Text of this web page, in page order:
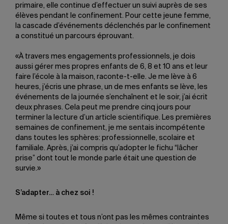
primaire, elle continue d’effectuer un suivi auprès de ses
élèves pendant le confinement. Pour cette jeune femme,
la cascade d’événements déclenchés par le confinement
a constitué un parcours éprouvant.
«À travers mes engagements professionnels, je dois
aussi gérer mes propres enfants de 6, 8 et 10 ans et leur
faire l’école à la maison, raconte-t-elle. Je me lève à 6
heures, j’écris une phrase, un de mes enfants se lève, les
événements de la journée s’enchaînent et le soir, j’ai écrit
deux phrases. Cela peut me prendre cinq jours pour
terminer la lecture d’un article scientifique. Les premières
semaines de confinement, je me sentais incompétente
dans toutes les sphères: professionnelle, scolaire et
familiale. Après, j’ai compris qu’adopter le fichu “lâcher
prise” dont tout le monde parle était une question de
survie.»
S’adapter… à chez soi !
Même si toutes et tous n’ont pas les mêmes contraintes